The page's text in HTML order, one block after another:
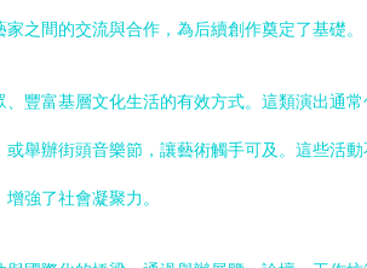
之間的交流與合作，為后續創作奠定了基礎。
豐富基層文化生活的有效方式。這類演出通
舉辦街頭音樂節，讓藝術觸手可及。這些活
強了社會凝聚力。